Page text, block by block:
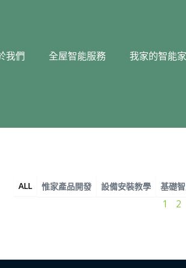
我們 全屋智能服務 我家的智能
惟家產品開發 設備安裝教學 基礎
ALL
頁1
頁
2